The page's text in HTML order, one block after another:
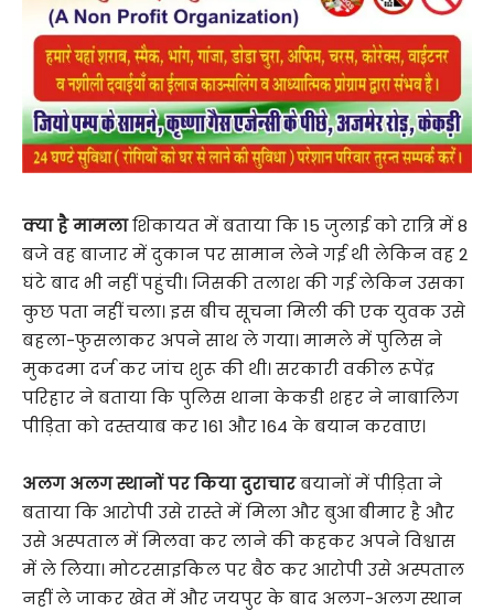
क्या है मामलाशिकायत में बताया कि 15 जुलाई को रात्रि में 8
बजे वह बाजार में दुकान पर सामान लेने गई थी लेकिन वह 2
घंटे बाद भी नहीं पहुंची। जिसकी तलाश की गई लेकिन उसका
कुछ पता नहीं चला। इस बीच सूचना मिली की एक युवक उसे
बहला-फुसलाकर अपने साथ ले गया। मामले में पुलिस ने
मुकदमा दर्ज कर जांच शुरू की थी। सरकारी वकील रूपेंद्र
परिहार ने बताया कि पुलिस थाना केकडी शहर ने नाबालिग
पीड़िता को दस्तयाब कर 161 और 164 के बयान करवाए।
अलग अलग स्थानों पर किया दुराचारबयानों में पीड़िता ने
बताया कि आरोपी उसे रास्ते में मिला और बुआ बीमार है और
उसे अस्पताल में मिलवा कर लाने की कहकर अपने विश्वास
में ले लिया। मोटरसाइकिल पर बैठ कर आरोपी उसे अस्पताल
नहीं ले जाकर खेत में और जयपुर के बाद अलग-अलग स्थान